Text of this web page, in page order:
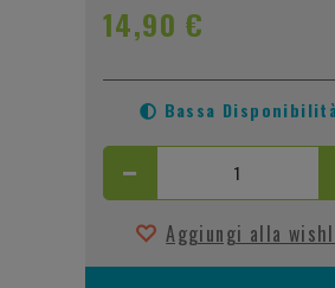
14,90 €
Bassa
Aggiungi alla